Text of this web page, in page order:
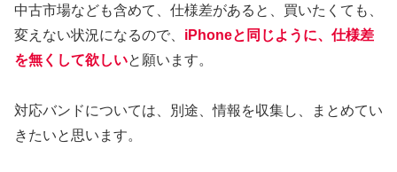
中古市場なども含めて、仕様差があると、買いたくても、
変えない状況になるので、 iPhoneと同じように、仕様差
を無くして欲しいと願います。
対応バンドについては、別途、情報を収集し、まとめてい
きたいと思います。